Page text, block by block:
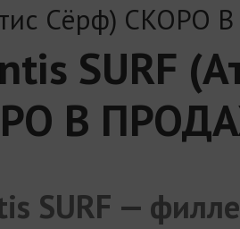
Сёрф) СКОРО
SURF
В
SURF —